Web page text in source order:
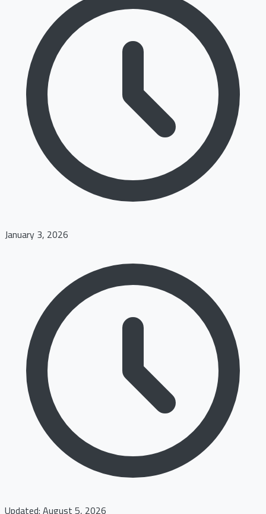
January 3, 2026
Updated: August 5, 2026